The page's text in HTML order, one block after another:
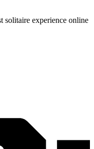
solitaire experience online